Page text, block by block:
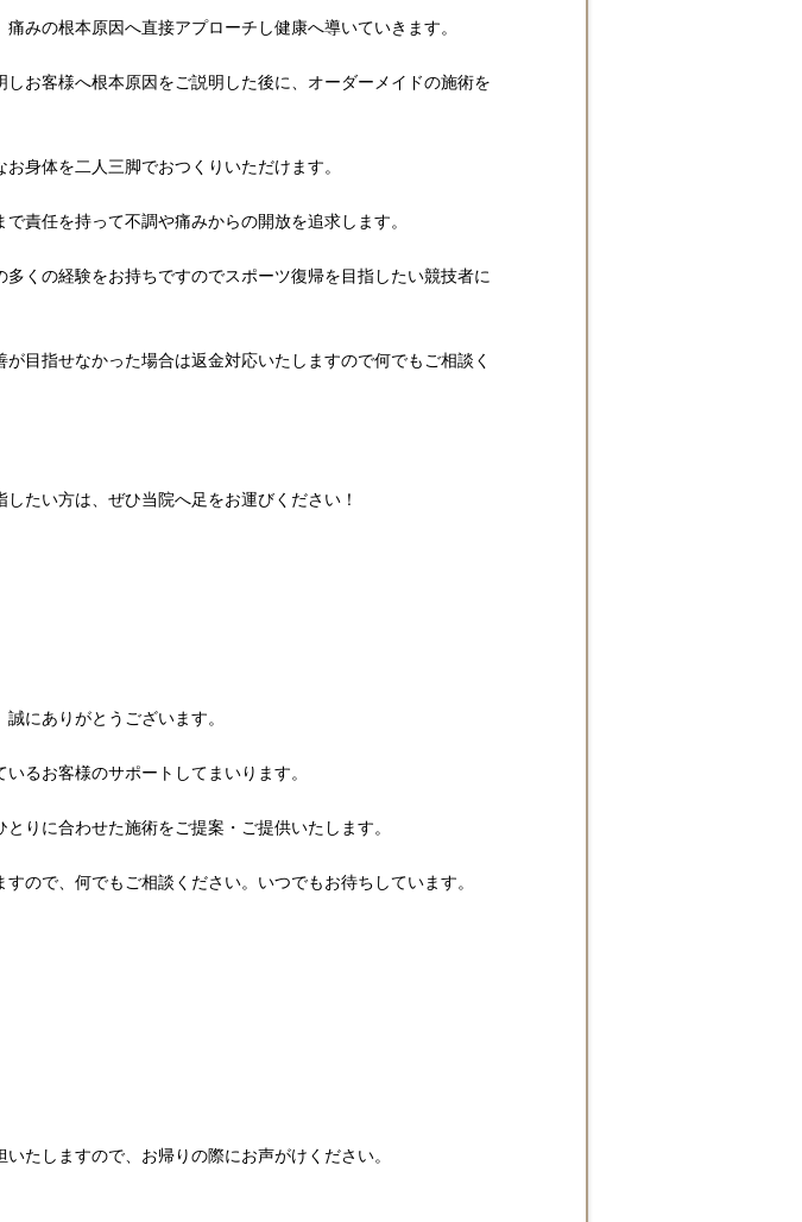
みの根本原因へ直接アプローチし健康へ導いていきます。
お客様へ根本原因をご説明した後に、オーダーメイドの施術を
身体を二人三脚でおつくりいただけます。
責任を持って不調や痛みからの開放を追求します。
くの経験をお持ちですのでスポーツ復帰を目指したい競技者に
目指せなかった場合は返金対応いたしますので何でもご相談く
たい方は、ぜひ当院へ足をお運びください！
にありがとうございます。
るお客様のサポートしてまいります。
りに合わせた施術をご提案・ご提供いたします。
ので、何でもご相談ください。いつでもお待ちしています。
たしますので、お帰りの際にお声がけください。